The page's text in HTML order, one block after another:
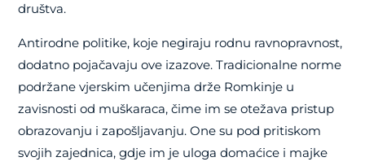
društva.
Antirodne politike, koje negiraju rodnu ravnopravnost,
dodatno pojačavaju ove izazove. Tradicionalne norme
podržane vjerskim učenjima drže Romkinje u
zavisnosti od muškaraca, čime im se otežava pristup
obrazovanju i zapošljavanju. One su pod pritiskom
svojih zajednica, gdje im je uloga domaćice i majke